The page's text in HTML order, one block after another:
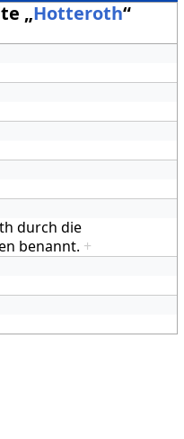
„Hotteroth“
durch die
benannt. +